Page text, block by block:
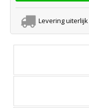
Levering uiterlijk